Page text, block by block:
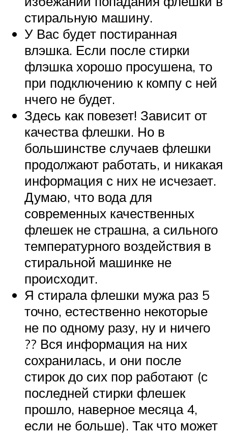
стиральную машину.
У Вас будет постиранная
влэшка. Если после стирки
флэшка хорошо просушена, то
при подключению к компу с ней
нчего не будет.
Здесь как повезет! Зависит от
качества флешки. Но в
большинстве случаев флешки
продолжают работать, и никакая
информация с них не исчезает.
Думаю, что вода для
современных качественных
флешек не страшна, а сильного
температурного воздействия в
стиральной машинке не
происходит.
Я стирала флешки мужа раз 5
точно, естественно некоторые
не по одному разу, ну и ничего
?? Вся информация на них
сохранилась, и они после
стирок до сих пор работают (с
последней стирки флешек
прошло, наверное месяца 4,
если не больше). Так что может